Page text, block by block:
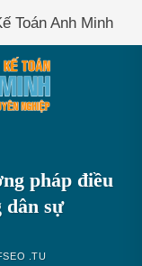
Toán Anh Minh
pháp điều
dân sự
.TU